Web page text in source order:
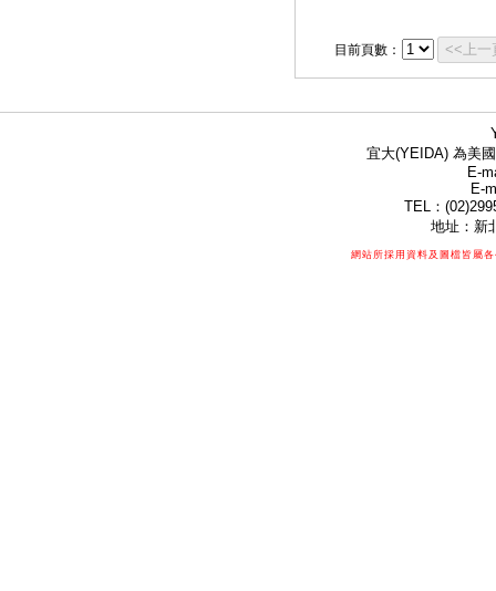
目前頁數： <<上一
宜大(YEIDA) 為美
E-
E-
TEL：
地址：新
網站所採用資料及圖檔皆屬